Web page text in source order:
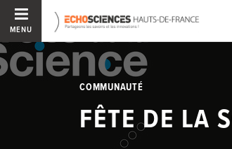
MENU
COMMUNAUTÉ
FÊTE DE LA